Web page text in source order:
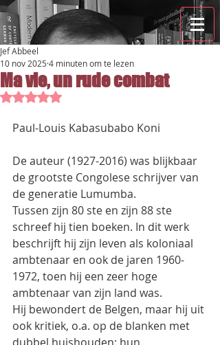
Ma vie, un rude combat
Jef Abbeel
10 nov 2025 4 minuten om te lezen
Beoordeeld met NaN uit 5 sterren.
Paul-Louis Kabasubabo Koni
De auteur (1927-2016) was blijkbaar
de grootste Congolese schrijver van
de generatie Lumumba.
Tussen zijn 80 ste en zijn 88 ste
schreef hij tien boeken. In dit werk
beschrijft hij zijn leven als koloniaal
ambtenaar en ook de jaren 1960-
1972, toen hij een zeer hoge
ambtenaar van zijn land was.
Hij bewondert de Belgen, maar hij uit
ook kritiek, o.a. op de blanken met